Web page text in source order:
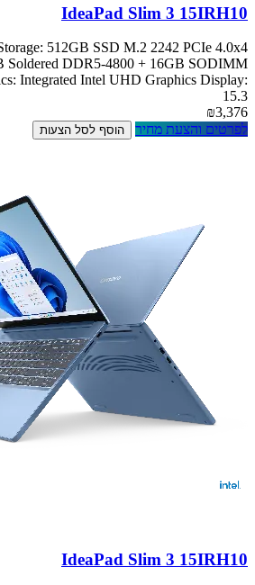
IdeaPad Slim 3 15IRH10
512GB SSD M.2 2242 PCIe 4.0x4
Soldered DDR5-4800 + 16GB SODIMM
Integrated Intel UHD Graphics Display:
15.3
₪3,376
לפרטים והצעת מחיר
הוסף לסל הצעות
IdeaPad Slim 3 15IRH10